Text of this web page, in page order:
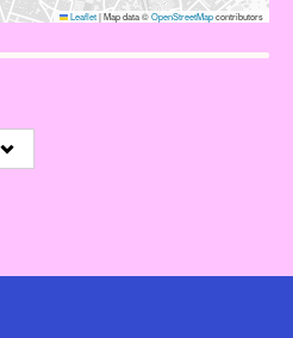
Leaflet|Map data ©OpenStreetMapcontributors